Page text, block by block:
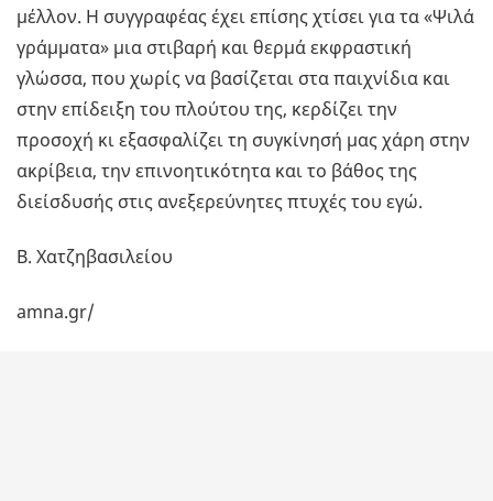
μέλλον. Η συγγραφέας έχει επίσης χτίσει για τα «Ψιλά
γράμματα» μια στιβαρή και θερμά εκφραστική
γλώσσα, που χωρίς να βασίζεται στα παιχνίδια και
στην επίδειξη του πλούτου της, κερδίζει την
προσοχή κι εξασφαλίζει τη συγκίνησή μας χάρη στην
ακρίβεια, την επινοητικότητα και το βάθος της
διείσδυσής στις ανεξερεύνητες πτυχές του εγώ.
Β. Χατζηβασιλείου
amna.gr/